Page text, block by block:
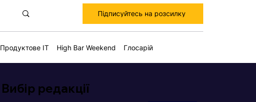
Підписуйтесь на розсилку
Продуктове IT High Bar Weekend Глосарій
Вибір редакції